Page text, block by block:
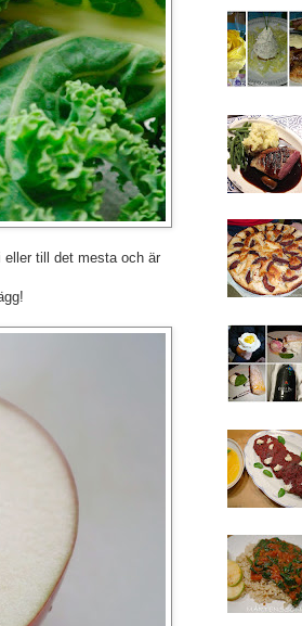
eller till det mesta och är